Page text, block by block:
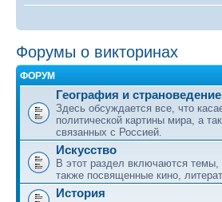
Форумы о викторинах
ФОРУМ
География и страноведение
Здесь обсуждается все, что
политической картины мира, а
связанных с Россией.
Искусство
В этот раздел включаются
также посвященные кино,
История